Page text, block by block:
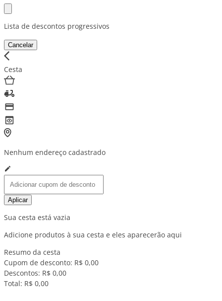
Lista de descontos progressivos
Cancelar
Cesta
Nenhum endereço cadastrado
Aplicar
Sua cesta está vazia
Adicione produtos à sua cesta e eles aparecerão aqui
Resumo da cesta
Cupom de desconto: R$ 0,00
Descontos: R$ 0,00
Total: R$ 0,00